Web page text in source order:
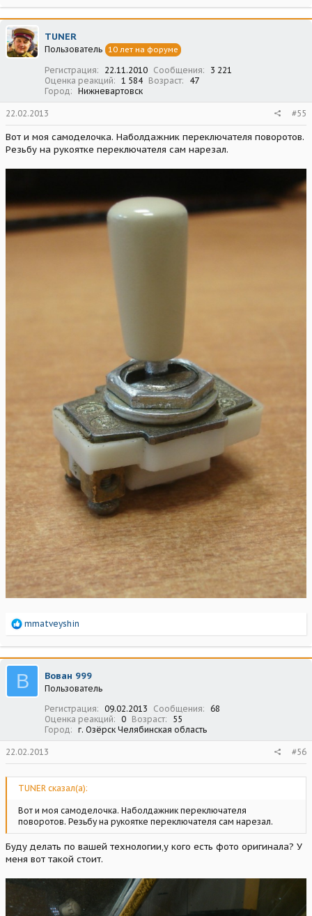
а
к
ц
и
и
TUNER
Пользователь 10 лет на форуме
Регистрация 22.11.2010 Сообщения
3 221
Оценка реакций
1 584 Возраст
47
Город
Нижневартовск
22.02.2013 #55
Вот и моя самоделочка. Наболдажник переключателя поворотов.
Резьбу на рукоятке переключателя сам нарезал.
Р
а
к
ц
и
и
mmatveyshin
В Вован 999
Пользователь
Регистрация
09.02.2013 Сообщения
68
Оценка реакций
0 Возраст
55
Город
г. Озёрск Челябинская область
22.02.2013 #56
TUNER сказал(а):
Вот и моя самоделочка. Наболдажник переключателя
поворотов. Резьбу на рукоятке переключателя сам нарезал.
Буду делать по вашей технологии,у кого есть фото оригинала? У
меня вот такой стоит.